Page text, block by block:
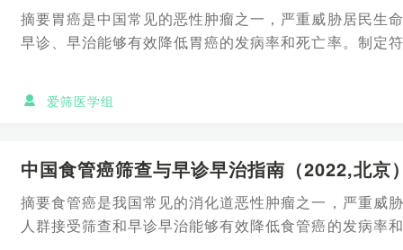
摘要胃癌是中国常见的恶性肿瘤之一，严重威胁居民生
早诊、早治能够有效降低胃癌的发病率和死亡率。制定
爱筛医学组
中国食管癌筛查与早诊早治指南（2022,北京
摘要食管癌是我国常见的消化道恶性肿瘤之一，严重威
人群接受筛查和早诊早治能够有效降低食管癌的发病率